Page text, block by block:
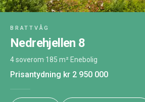
BRATTVÅG
Nedrehjellen 8
4 soverom·185 m²·Enebolig
Prisantydning kr 2 950 000